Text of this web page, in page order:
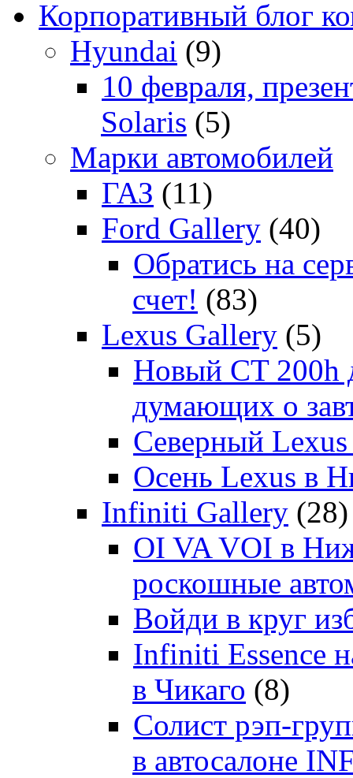
Корпоративный блог
Hyundai (9)
10 февраля,
Solaris (5)
Марки автомобилей
ГАЗ (11)
Ford Gallery (40)
Обратись на
счет! (83)
Lexus Gallery (5)
Новый CT 200h
думающих о
Северный Lexus
Осень Lexus в
Infiniti Gallery (28)
OI VA VOI в
роскошные
Войди в круг
Infiniti Essence
в Чикаго (8)
Солист рэп-
в автосалоне